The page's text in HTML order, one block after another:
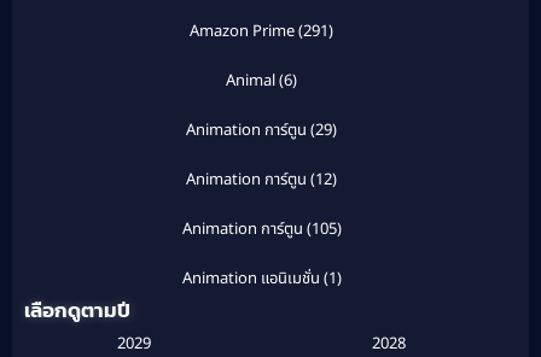
Amazon Prime(291)
Animal(6)
Animation การ์ตูน (29)
Animation การ์ตูน (12)
Animation การ์ตูน (105)
Animation แอนิเมชั่น (1)
เลือกดูตามปี
2029
2028